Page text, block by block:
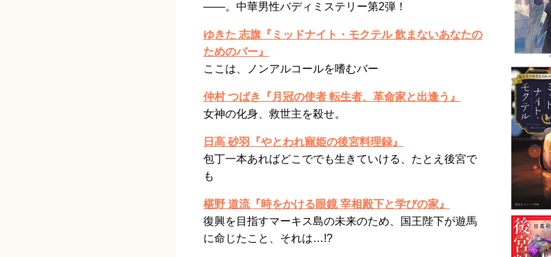
——。中華男性バディミステリー第2弾！
ゆきた 志旗『ミッドナイト・モクテル 飲まないあなたの
ためのバー』
ここは、ノンアルコールを嗜むバー
仲村 つばき『月冠の使者 転生者、革命家と出逢う』
女神の化身、救世主を殺せ。
日高 砂羽『やとわれ寵姫の後宮料理録』
包丁一本あればどこででも生きていける、たとえ後宮で
も
椹野 道流『時をかける眼鏡 宰相殿下と学びの家』
復興を目指すマーキス島の未来のため、国王陛下が遊馬
に命じたこと、それは…!?